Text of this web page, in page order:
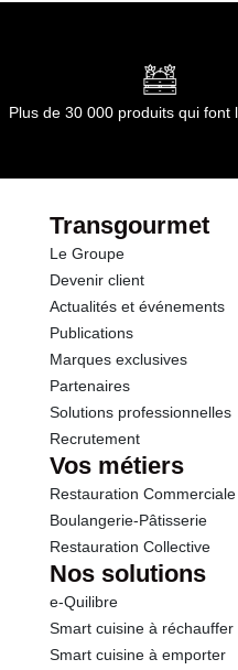
Glucides
Sel
Opérations
Plus de 30 000 produits qui font
Transgourmet
Le Groupe
Devenir client
Actualités et événements
Publications
Marques exclusives
Partenaires
Solutions professionnelles
Recrutement
Vos métiers
Restauration Commerciale
Boulangerie-Pâtisserie
Restauration Collective
Nos solutions
e-Quilibre
Smart cuisine à réchauffer
Smart cuisine à emporter